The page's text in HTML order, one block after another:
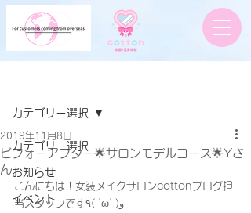
カテゴリー選択
お知らせ
イベント
カテゴリー選択
ビフォーアフター🌟サロンモデルコース🌟Yさ
ん
2019年11月8日
こんにちは！女装メイクサロンcottonブログ担
当スタッフです٩( 'ω' )و